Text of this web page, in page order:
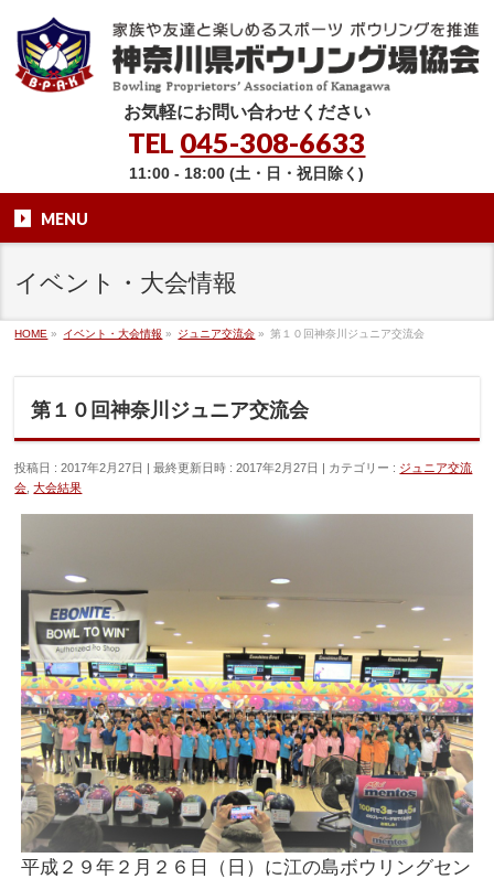
お気軽にお問い合わせください
TEL 045-308-6633
11:00 - 18:00 (土・日・祝日除く)
MENU
イベント・大会情報
HOME » イベント・大会情報 » ジュニア交流会 » 第１０回神奈川ジュニア交流会
第１０回神奈川ジュニア交流会
投稿日 : 2017年2月27日 最終更新日時 : 2017年2月27日 カテゴリー : ジュニア交流
会 ,大会結果
平成２９年２月２６日（日）に江の島ボウリングセン